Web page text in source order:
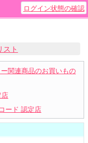
ログイン状態の確認
スト
関連商品のお買いもの
店
ード 認定店